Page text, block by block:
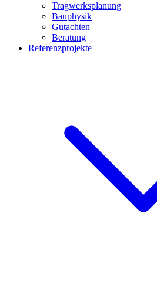
Tragwerksplanung
Bauphysik
Gutachten
Beratung
Referenzprojekte